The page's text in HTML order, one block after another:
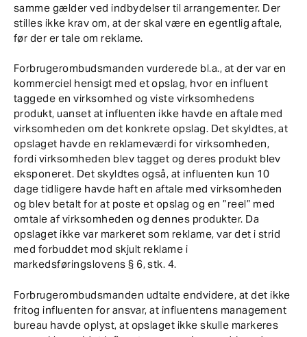
samme gælder ved indbydelser til arrangementer. Der
stilles ikke krav om, at der skal være en egentlig aftale,
før der er tale om reklame.
Forbrugerombudsmanden vurderede bl.a., at der var en
kommerciel hensigt med et opslag, hvor en influent
taggede en virksomhed og viste virksomhedens
produkt, uanset at influenten ikke havde en aftale med
virksomheden om det konkrete opslag. Det skyldtes, at
opslaget havde en reklameværdi for virksomheden,
fordi virksomheden blev tagget og deres produkt blev
eksponeret. Det skyldtes også, at influenten kun 10
dage tidligere havde haft en aftale med virksomheden
og blev betalt for at poste et opslag og en ”reel” med
omtale af virksomheden og dennes produkter. Da
opslaget ikke var markeret som reklame, var det i strid
med forbuddet mod skjult reklame i
markedsføringslovens § 6, stk. 4.
Forbrugerombudsmanden udtalte endvidere, at det ikke
fritog influenten for ansvar, at influentens management
bureau havde oplyst, at opslaget ikke skulle markeres